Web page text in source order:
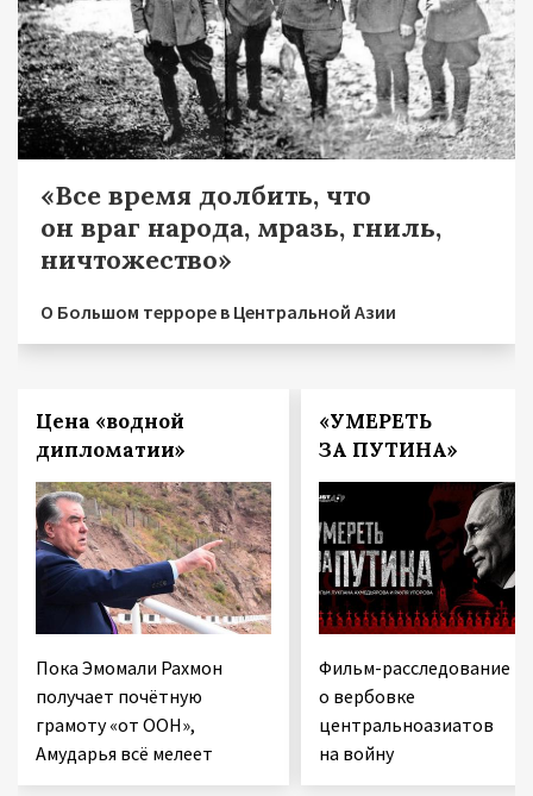
«Все время долбить, что
он враг народа, мразь, гниль,
ничтожество»
О Большом терроре в Центральной Азии
Цена «водной
дипломатии»
Пока Эмомали Рахмон
получает почётную
грамоту «от ООН»,
Амударья всё мелеет
«УМЕРЕТЬ
ЗА ПУТИНА»
Фильм-расследование
о вербовке
центральноазиатов
на войну